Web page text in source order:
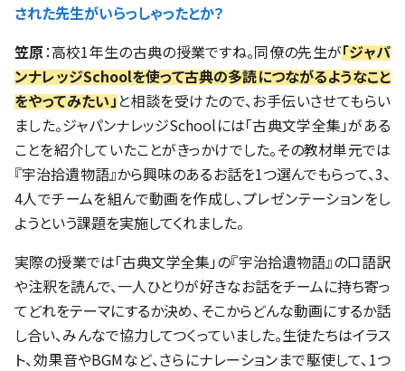
された先生がいらっしゃったとか？
笠原：高校1年生の古典の授業ですね。同僚の先生が「ジャパ
ンナレッジSchoolを使って古典の多読につながるようなこと
をやってみたい」と相談を受けたので、お手伝いさせてもらい
ました。ジャパンナレッジSchoolには「古典文学全集」がある
ことを紹介していたことがきっかけでした。その教材単元では
『宇治拾遺物語』から興味のあるお話を1つ選んでもらって、3、
4人でチームを組んで動画を作成し、プレゼンテーションをし
ようという課題を実施してくれました。
実際の授業では「古典文学全集」の『宇治拾遺物語』の口語訳
や注釈を読んで、一人ひとりが好きなお話をチームに持ち寄っ
てどれをテーマにするか決め、そこからどんな動画にするか話
し合い、みんなで協力してつくっていました。生徒たちはイラス
ト、効果音やBGMなど、さらにナレーションまで駆使して、1つ